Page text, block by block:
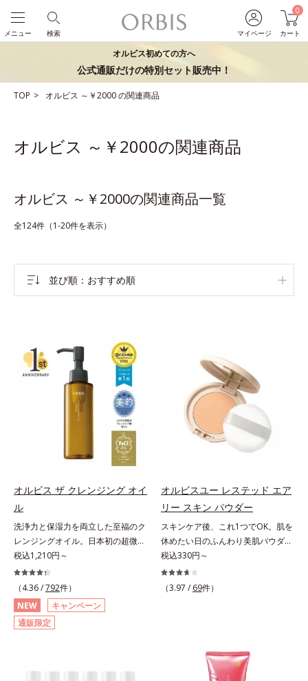
マイページ
0
カート
検索
メニュー
オルビス初めての方へ
公式通販だけの特別セット販売中！
TOP オルビス ～￥2000の関連商品
オルビス ～￥2000の関連商品
オルビス ～￥2000の関連商品一覧
全124件（1-20件を表示）
並び順 おすすめ順
オルビス ザ クレンジング オイ
ル
洗浄力と保湿力を両立した至福のク
レンジングオイル。日本初の超微粒
子技術(*1)が毛穴奥の微細な汚れに
アプローチ。圧倒的な洗浄力と毛穴
悩みに着目したクレンジングオイル
です。日本初・超微粒子技術(*1)
で、さっと塗り広げるだけで濃いメ
イクはもちろん毛穴悩みも取り去
ンジング(*2)をご用意しました。ポ
税込1,210円～
（4.36 /792件）
NEW
キャンペーン
通販限定
オルビスユー レステッド エア
リー スキン パウダー
スキンケア後、これ1つでOK。肌を
休めたい日のふんわり美肌パウダ
ー。ふんわり美肌が叶う、うるおい
パウダーです。3色の光を操るパウ
ダーがツヤと透明感を演出。ソフト
ちり・ホコリ、紫外線などの外的刺
激から肌をガードします。スキンケ
税込330円～
（3.97 / 69件）